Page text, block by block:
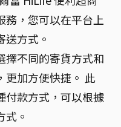
務，您可以在平台上
方式。
擇不同的寄貨方式和
更加方便快捷。 此
付款方式，可以根據
。